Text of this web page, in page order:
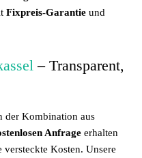
Fixpreis-Garantie und
– Transparent,
der Kombination aus
Anfrage erhalten
versteckte Kosten. Unsere